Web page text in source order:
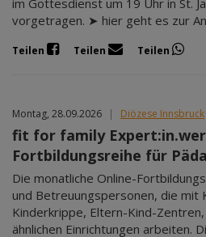
vorgetragen. ➤ hier geht es zur
Teilen Teilen Teilen
Montag, 28.09.2026 | Diözese Innsbruck
fit for family
Fortbildungsreihe für
Die monatliche Online-
und Betreuungspersonen, die mit
Kinderkrippe, Eltern-Kind-
ähnlichen Einrichtungen arbeiten.